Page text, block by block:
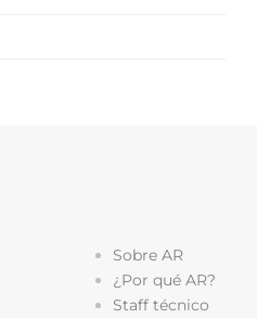
Sobre AR
¿Por qué AR?
Staff técnico